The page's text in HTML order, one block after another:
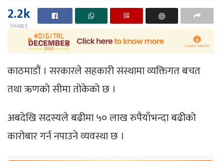
2.2k
SHARES
काठमाडौं । सरकारले सहकारी संस्थामा व्यक्तिगत बचत
तथा ऋणको सीमा तोकेको छ ।
अबदेखि सदस्यले बढीमा ५० लाख रुपैयाँभन्दा बढीको
कारोबार गर्न नपाउने व्यवस्था छ ।